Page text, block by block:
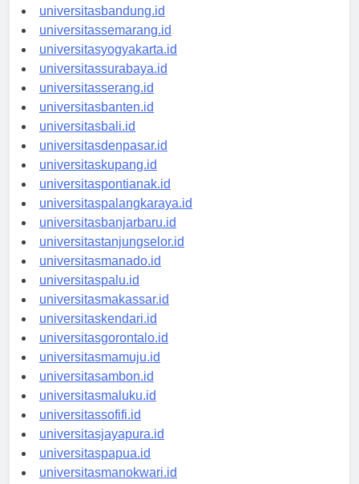
universitasbandung.id
universitassemarang.id
universitasyogyakarta.id
universitassurabaya.id
universitasserang.id
universitasbanten.id
universitasbali.id
universitasdenpasar.id
universitaskupang.id
universitaspontianak.id
universitaspalangkaraya.id
universitasbanjarbaru.id
universitastanjungselor.id
universitasmanado.id
universitaspalu.id
universitasmakassar.id
universitaskendari.id
universitasgorontalo.id
universitasmamuju.id
universitasambon.id
universitasmaluku.id
universitassofifi.id
universitasjayapura.id
universitaspapua.id
universitasmanokwari.id